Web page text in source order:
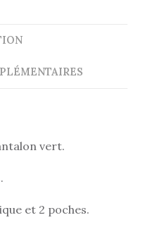
vert.
et 2 poches.